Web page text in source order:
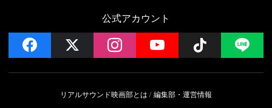
公式アカウント
facebook instagramYouTube Follow
リアルサウンド映画部とは
編集部・運営情報